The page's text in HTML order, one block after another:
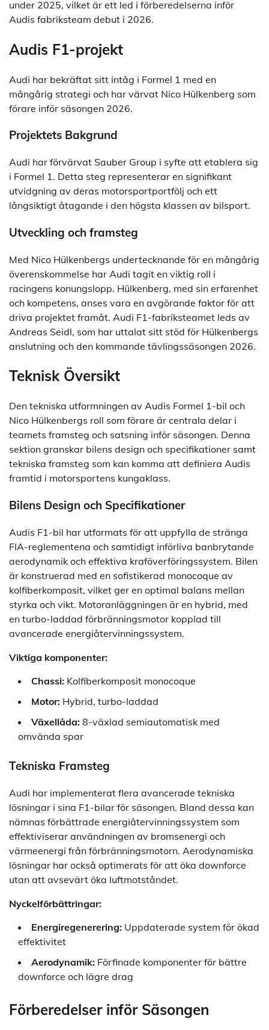
under 2025, vilket är ett led i förberedelserna inför
Audis fabriksteam debut i 2026.
Audis F1-projekt
Audi har bekräftat sitt intåg i Formel 1 med en
mångårig strategi och har värvat Nico Hülkenberg som
förare inför säsongen 2026.
Projektets Bakgrund
Audi har förvärvat Sauber Group i syfte att etablera sig
i Formel 1. Detta steg representerar en signifikant
utvidgning av deras motorsportportfölj och ett
långsiktigt åtagande i den högsta klassen av bilsport.
Utveckling och framsteg
Med Nico Hülkenbergs undertecknande för en mångårig
överenskommelse har Audi tagit en viktig roll i
racingens konungslopp. Hülkenberg, med sin erfarenhet
och kompetens, anses vara en avgörande faktor för att
driva projektet framåt. Audi F1-fabriksteamet leds av
Andreas Seidl, som har uttalat sitt stöd för Hülkenbergs
anslutning och den kommande tävlingssäsongen 2026.
Teknisk Översikt
Den tekniska utformningen av Audis Formel 1-bil och
Nico Hülkenbergs roll som förare är centrala delar i
teamets framsteg och satsning inför säsongen. Denna
sektion granskar bilens design och specifikationer samt
tekniska framsteg som kan komma att definiera Audis
framtid i motorsportens kungaklass.
Bilens Design och Specifikationer
Audis F1-bil har utformats för att uppfylla de stränga
FIA-reglementena och samtidigt införliva banbrytande
aerodynamik och effektiva kraföverföringssystem. Bilen
är konstruerad med en sofistikerad monocoque av
kolfiberkomposit, vilket ger en optimal balans mellan
styrka och vikt. Motoranläggningen är en hybrid, med
en turbo-laddad förbränningsmotor kopplad till
avancerade energiåtervinningssystem.
Viktiga komponenter:
Chassi: Kolfiberkomposit monocoque
Motor: Hybrid, turbo-laddad
Växellåda: 8-växlad semiautomatisk med
omvända spar
Tekniska Framsteg
Audi har implementerat flera avancerade tekniska
lösningar i sina F1-bilar för säsongen. Bland dessa kan
nämnas förbättrade energiåtervinningssystem som
effektiviserar användningen av bromsenergi och
värmeenergi från förbränningsmotorn. Aerodynamiska
lösningar har också optimerats för att öka downforce
utan att avsevärt öka luftmotståndet.
Nyckelförbättringar:
Energiregenerering: Uppdaterade system för ökad
effektivitet
Aerodynamik: Förfinade komponenter för bättre
downforce och lägre drag
Förberedelser inför Säsongen